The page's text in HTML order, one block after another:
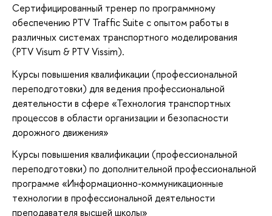
Сертифицированный тренер по программному
обеспечению PTV Traffic Suite с опытом работы в
различных системах транспортного моделирования
(PTV Visum & PTV Vissim).
Курсы повышения квалификации (профессиональной
переподготовки) для ведения профессиональной
деятельности в сфере «Технология транспортных
процессов в области организации и безопасности
дорожного движения»
Курсы повышения квалификации (профессиональной
переподготовки) по дополнительной профессиональной
программе «Информационно-коммуникационные
технологии в профессиональной деятельности
преподавателя высшей школы»